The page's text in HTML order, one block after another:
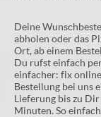
Deine
abholen oder das
Ort, ab einem
Du rufst einfach
einfacher: fix
Bestellung bei uns
Lieferung bis zu
Minuten. So